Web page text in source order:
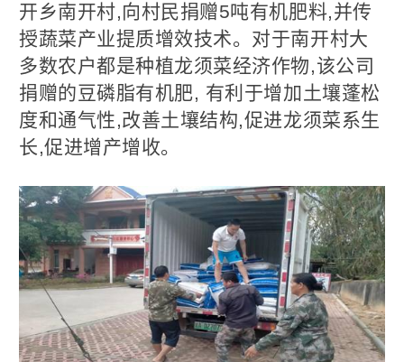
开乡南开村,向村民捐赠5吨有机肥料,并传
授蔬菜产业提质增效技术。对于南开村大
多数农户都是种植龙须菜经济作物,该公司
捐赠的豆磷脂有机肥, 有利于增加土壤蓬松
度和通气性,改善土壤结构,促进龙须菜系生
长,促进增产增收。